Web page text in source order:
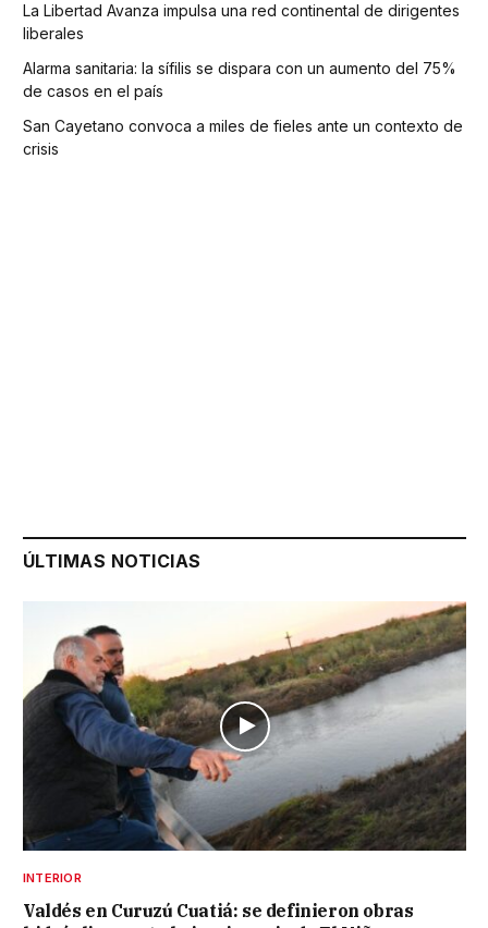
La Libertad Avanza impulsa una red continental de dirigentes
liberales
Alarma sanitaria: la sífilis se dispara con un aumento del 75%
de casos en el país
San Cayetano convoca a miles de fieles ante un contexto de
crisis
ÚLTIMAS NOTICIAS
INTERIOR
Valdés en Curuzú Cuatiá: se definieron obras